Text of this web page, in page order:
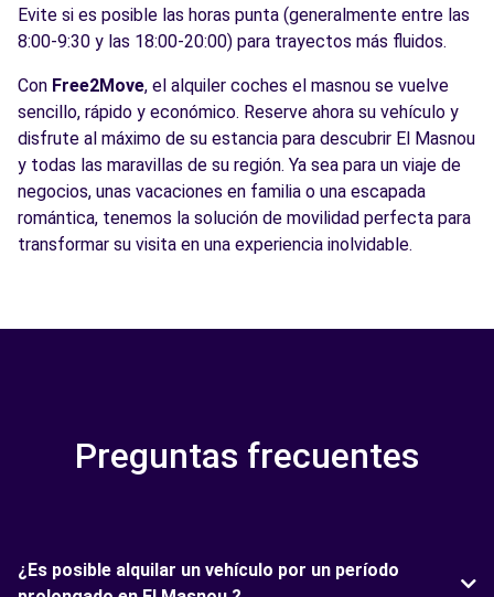
Evite si es posible las horas punta (generalmente entre las
8:00-9:30 y las 18:00-20:00) para trayectos más fluidos.
Con Free2Move, el alquiler coches el masnou se vuelve
sencillo, rápido y económico. Reserve ahora su vehículo y
disfrute al máximo de su estancia para descubrir El Masnou
y todas las maravillas de su región. Ya sea para un viaje de
negocios, unas vacaciones en familia o una escapada
romántica, tenemos la solución de movilidad perfecta para
transformar su visita en una experiencia inolvidable.
Preguntas frecuentes
¿Es posible alquilar un vehículo por un período